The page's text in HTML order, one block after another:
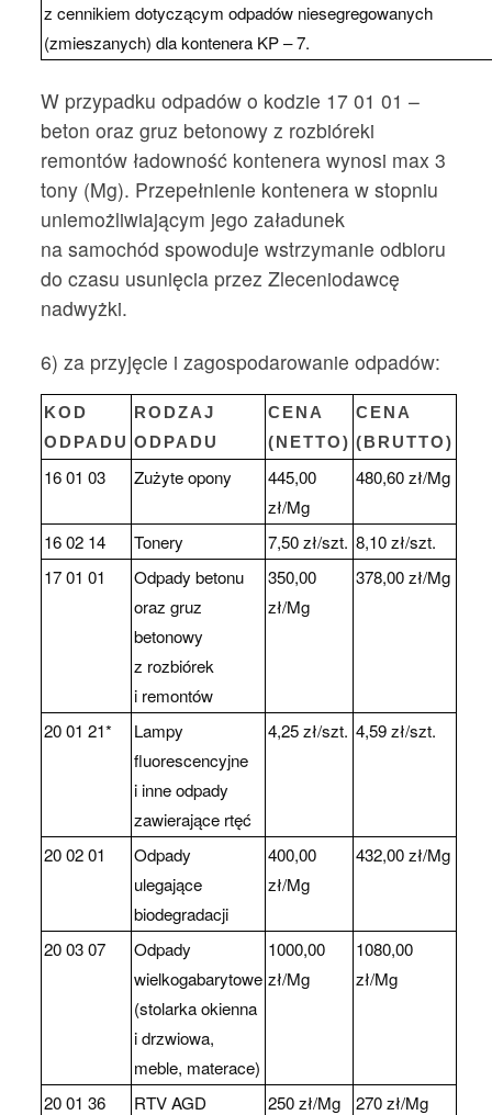
z cennikiem dotyczącym odpadów niesegregowanych
(zmieszanych) dla kontenera KP – 7.
W przypadku odpadów o kodzie 17 01 01 –
beton oraz gruz betonowy z rozbióreki
remontów ładowność kontenera wynosi max 3
tony (Mg). Przepełnienie kontenera w stopniu
uniemożliwiającym jego załadunek
na samochód spowoduje wstrzymanie odbioru
do czasu usunięcia przez Zleceniodawcę
nadwyżki.
6) za przyjęcie i zagospodarowanie odpadów:
KOD
ODPADU
RODZAJ
ODPADU
CENA
(NETTO)
CENA
(BRUTTO)
16 01 03 Zużyte opony
445,00
zł/Mg
480,60 zł/Mg
16 02 14 Tonery 7,50 zł/szt. 8,10 zł/szt.
17 01 01
Odpady betonu
oraz gruz
betonowy
z rozbiórek
i remontów
350,00
zł/Mg
378,00 zł/Mg
20 01 21*
Lampy
fluorescencyjne
i inne odpady
zawierające rtęć
4,25 zł/szt. 4,59 zł/szt.
20 02 01
Odpady
ulegające
biodegradacji
400,00
zł/Mg
432,00 zł/Mg
20 03 07
Odpady
wielkogabarytowe
(stolarka okienna
i drzwiowa,
meble, materace)
1000,00
zł/Mg
1080,00
zł/Mg
20 01 36
RTV AGD 250 zł/Mg 270 zł/Mg